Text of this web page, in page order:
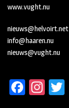
www.vught.nu
nieuws@helvoirt.net
info@haaren.nu
nieuws@vught.nu
Fa In